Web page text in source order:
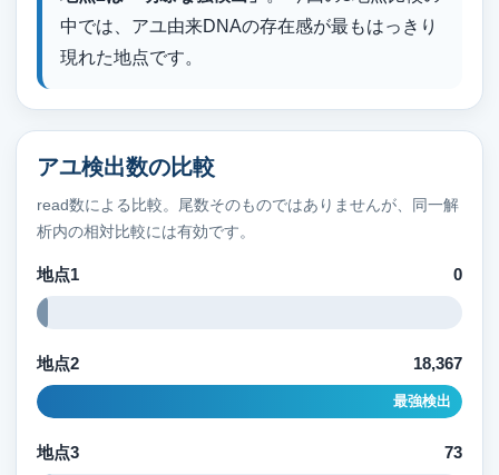
中では、アユ由来DNAの存在感が最もはっきり
現れた地点です。
アユ検出数の比較
read数による比較。尾数そのものではありませんが、同一解
析内の相対比較には有効です。
地点1 0
地点2 18,367
最強検出
地点3 73